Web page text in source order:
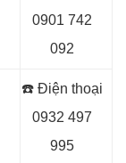
0901 742
092
☎️ Điện thoại
0932 497
995